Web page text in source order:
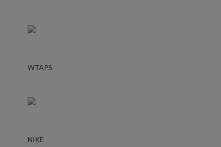
WTAPS
NIKE